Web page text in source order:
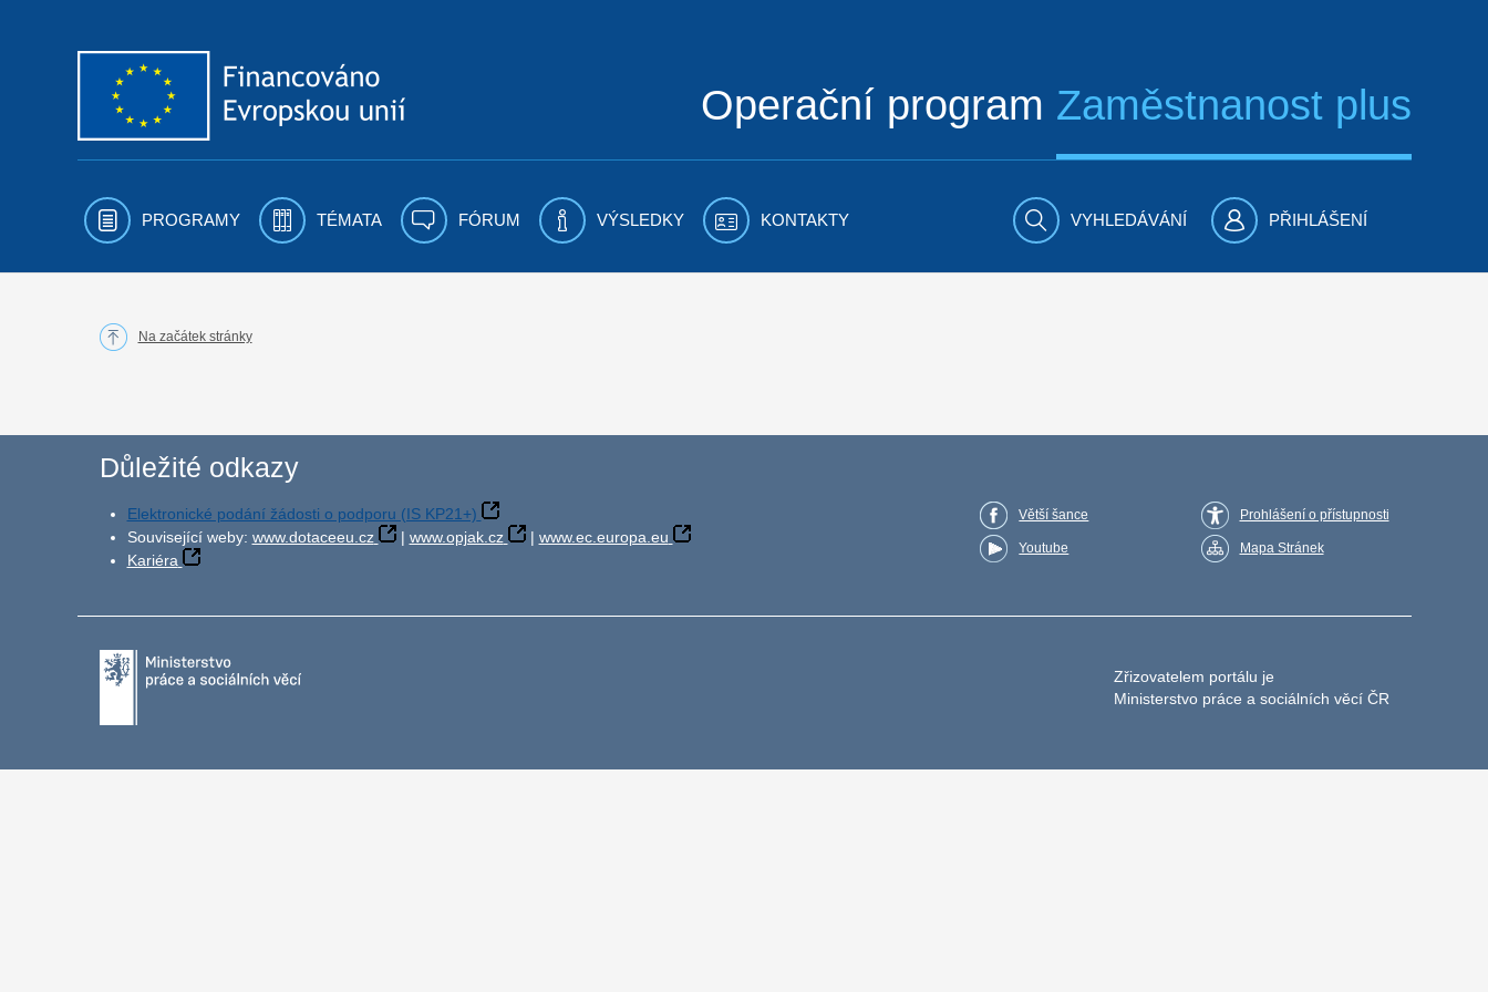
Operační program Zaměstnanost plus
PROGRAMY TÉMATA FÓRUM VÝSLEDKY KONTAKTY VYHLEDÁVÁNÍ PŘIHLÁŠENÍ
Na začátek stránky
Důležité odkazy
Elektronické podání žádosti o podporu (IS KP21+)
Související weby: www.dotaceeu.cz | www.opjak.cz | www.ec.europa.eu
Kariéra
Větší šance
Youtube
Prohlášení o přístupnosti
Mapa Stránek
Zřizovatelem portálu je
Ministerstvo práce a sociálních věcí ČR